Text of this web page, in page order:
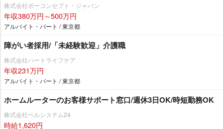
株式会社ボーコンセプト・ジャパン
年収380万円～500万円
アルバイト・パート / 東京都
障がい者採用/「未経験歓迎」介護職
株式会社ハートライフケア
年収231万円
アルバイト・パート / 東京都
ホームルーターのお客様サポート窓口/週休3日OK/時短勤務OK
株式会社ベルシステム24
時給1,620円